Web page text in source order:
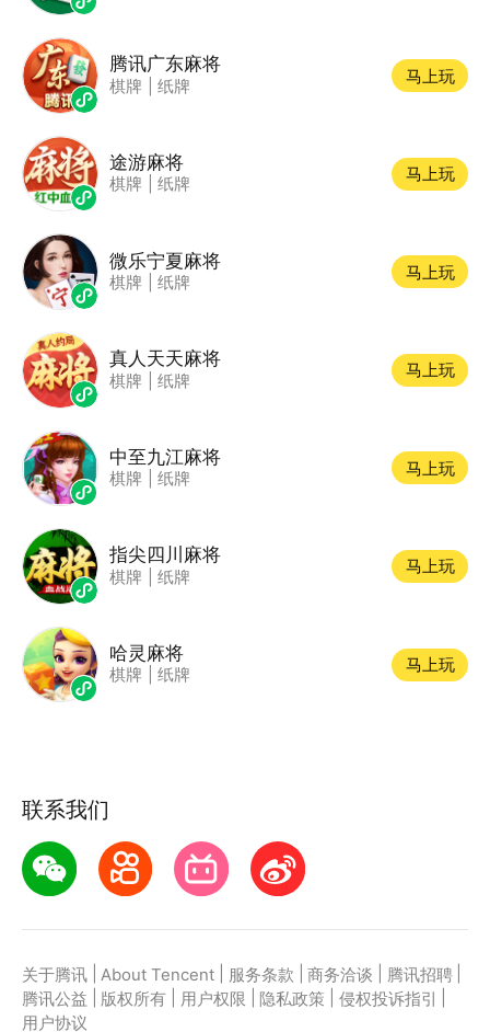
腾讯广东麻将
棋牌 纸牌
马上玩
途游麻将
棋牌 纸牌
马上玩
微乐宁夏麻将
棋牌 纸牌
马上玩
真人天天麻将
棋牌 纸牌
马上玩
中至九江麻将
棋牌 纸牌
马上玩
指尖四川麻将
棋牌 纸牌
马上玩
哈灵麻将
棋牌 纸牌
马上玩
联系我们
关于腾讯 About Tencent 服务条款 商务洽谈 腾讯招聘
腾讯公益
版权所有 用户权限 隐私政策 侵权投诉指引
用户协议